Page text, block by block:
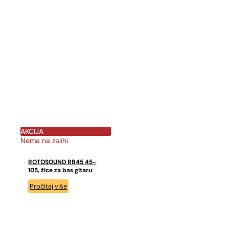
AKCIJA
Nema na zalihi
ROTOSOUND RB45 45-
105, žice za bas gitaru
Pročitaj više